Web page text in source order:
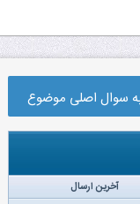
سوال اصلی موضوع
آخرین ارسال